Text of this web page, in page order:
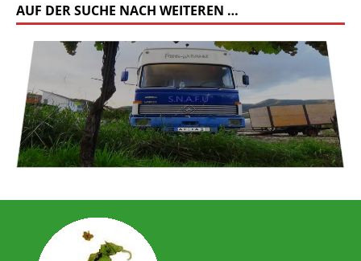
AUF DER SUCHE NACH WEITEREN …